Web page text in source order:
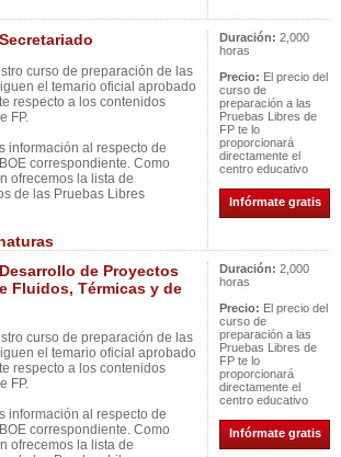
curso de preparación de las
el temario oficial aprobado
respecto a los contenidos
FP.
información al respecto de
correspondiente. Como
ofrecemos la lista de
de las Pruebas Libres
Duración: 2,000
horas
Precio: El precio del
curso de
preparación a las
Pruebas Libres de
FP te lo
proporcionará
directamente el
centro educativo
Infórmate gratis
de Proyectos
Fluidos, Térmicas y de
curso de preparación de las
el temario oficial aprobado
respecto a los contenidos
FP.
información al respecto de
correspondiente. Como
ofrecemos la lista de
Duración: 2,000
horas
Precio: El precio del
curso de
preparación a las
Pruebas Libres de
FP te lo
proporcionará
directamente el
centro educativo
Infórmate gratis